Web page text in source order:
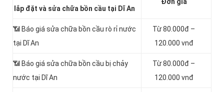
lắp đặt và sửa chữa bồn cầu tại Dĩ An
Đơn giá
📶 Báo giá sửa chữa bồn cầu rò rỉ nước
tại Dĩ An
Từ 80.000đ –
120.000 vnđ
📶 Báo giá sửa chữa bồn cầu bị chảy
nước tại Dĩ An
Từ 80.000đ –
120.000 vnđ